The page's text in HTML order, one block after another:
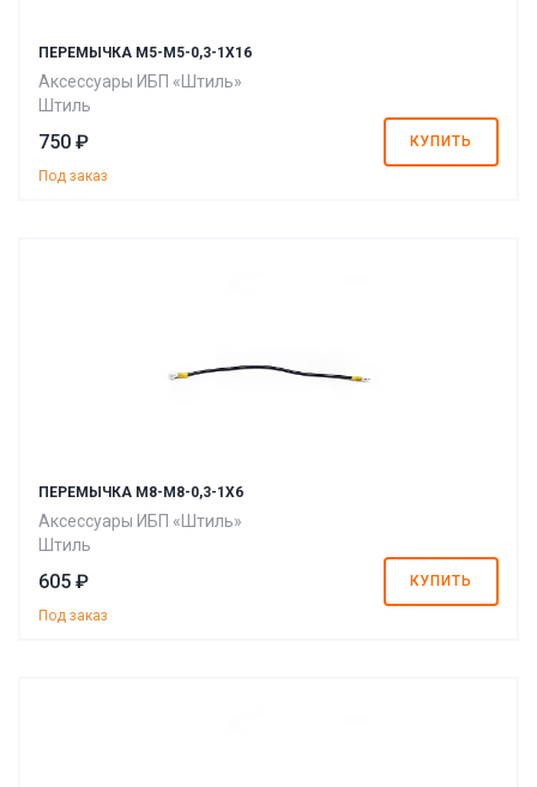
ПЕРЕМЫЧКА M5-M5-0,3-1X16
Аксессуары ИБП «Штиль»
Штиль
750 ₽ КУПИТЬ
Под заказ
ПЕРЕМЫЧКА M8-M8-0,3-1X6
Аксессуары ИБП «Штиль»
Штиль
605 ₽ КУПИТЬ
Под заказ